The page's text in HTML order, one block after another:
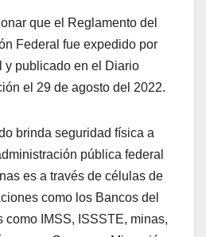
que el Reglamento del
Federal fue expedido por
y publicado en el Diario
el 29 de agosto del 2022.
brinda seguridad física a
pública federal
es a través de células de
como los Bancos del
como IMSS, ISSSTE, minas,